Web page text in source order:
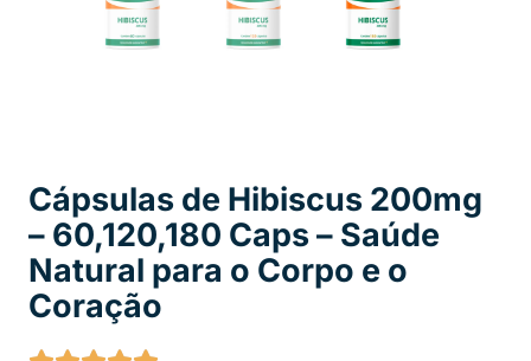
Cápsulas de Hibiscus 200mg
– 60,120,180 Caps – Saúde
Natural para o Corpo e o
Coração